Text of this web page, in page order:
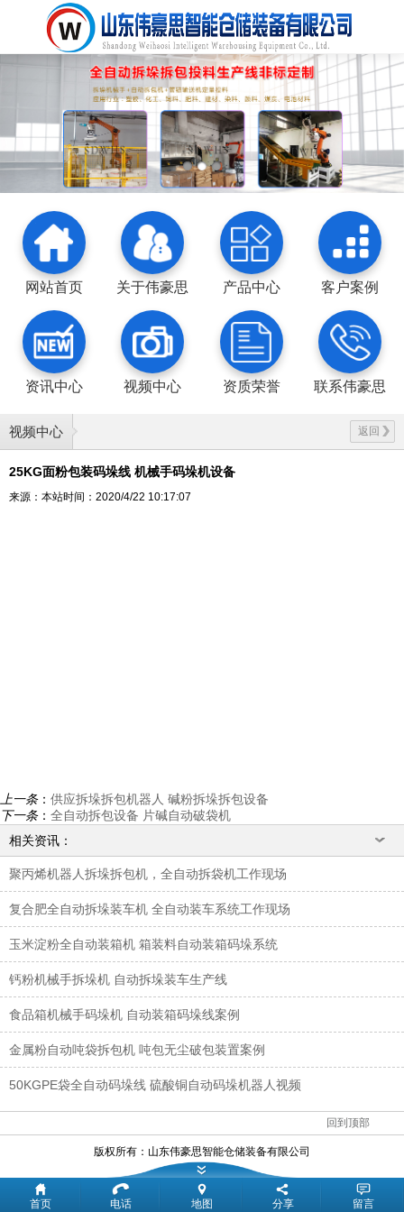
网站首页 关于伟豪思 产品中心 客户案例
资讯中心 视频中心 资质荣誉 联系伟豪思
视频中心 返回
25KG面粉包装码垛线 机械手码垛机设备
来源：本站时间：2020/4/22 10:17:07
上一条： 供应拆垛拆包机器人 碱粉拆垛拆包设备
下一条： 全自动拆包设备 片碱自动破袋机
相关资讯：
聚丙烯机器人拆垛拆包机，全自动拆袋机工作现场
复合肥全自动拆垛装车机 全自动装车系统工作现场
玉米淀粉全自动装箱机 箱装料自动装箱码垛系统
钙粉机械手拆垛机 自动拆垛装车生产线
食品箱机械手码垛机 自动装箱码垛线案例
金属粉自动吨袋拆包机 吨包无尘破包装置案例
50KGPE袋全自动码垛线 硫酸铜自动码垛机器人视频
回到顶部
版权所有： 山东伟豪思智能仓储装备有限公司
首页 电话 地图 分享 留言